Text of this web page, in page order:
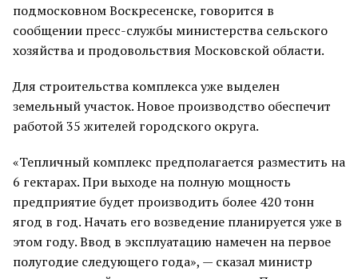
подмосковном Воскресенске, говорится в
сообщении пресс-службы министерства сельского
хозяйства и продовольствия Московской области.
Для строительства комплекса уже выделен
земельный участок. Новое производство обеспечит
работой 35 жителей городского округа.
«Тепличный комплекс предполагается разместить на
6 гектарах. При выходе на полную мощность
предприятие будет производить более 420 тонн
ягод в год. Начать его возведение планируется уже в
этом году. Ввод в эксплуатацию намечен на первое
полугодие следующего года», — сказал министр